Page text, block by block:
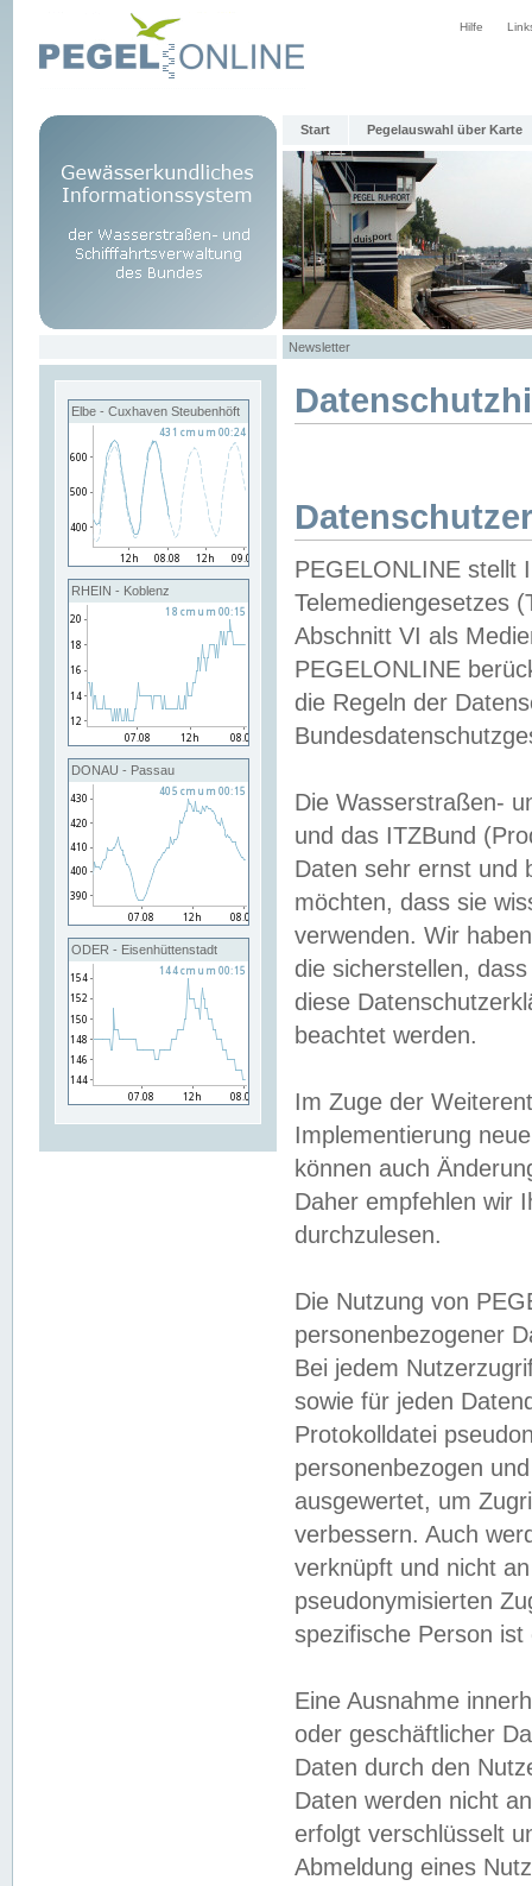
Hilfe
Start Pegelauswahl über Karte
Newsletter
Elbe - Cuxhaven Steubenhöft
RHEIN - Koblenz
DONAU - Passau
ODER - Eisenhüttenstadt
PEGELONLINE stellt
Telemediengesetzes
Abschnitt VI als
PEGELONLINE
die Regeln der
Die Wasserstraßen-
und das ITZBund
Daten sehr ernst und
möchten, dass sie
verwenden. Wir
die sicherstellen,
diese
beachtet werden.
Im Zuge der
Implementierung
können auch
Daher empfehlen wir
durchzulesen.
Die Nutzung von
personenbezogener
Bei jedem
sowie für jeden
Protokolldatei
personenbezogen
ausgewertet, um
verbessern. Auch
verknüpft und nicht
pseudonymisierten
spezifische Person
Eine Ausnahme
oder geschäftlicher
Daten durch den
Daten werden nicht
erfolgt verschlüsselt
Abmeldung eines